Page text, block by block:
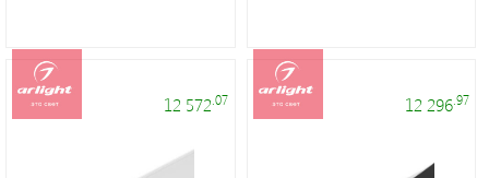
12 572 .07 12 296 .97